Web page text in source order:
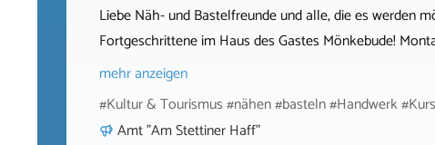
Liebe Näh- und Bastelfreunde und alle, die es werden
Fortgeschrittene im Haus des Gastes Mönkebude!
mehr anzeigen
#Kultur & Tourismus #nähen #basteln #Handwerk #Kurs
Amt "Am Stettiner Haff"